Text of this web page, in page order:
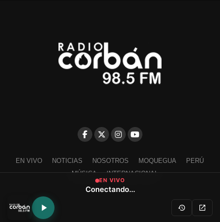
EN VIVO NOTICIAS NOSOTROS MOQUEGUA
PERÚ
MÚSICA
INTERNACIONAL
Escríbenos a contacto@radiocorban.com
EN VIVO
Conectando...